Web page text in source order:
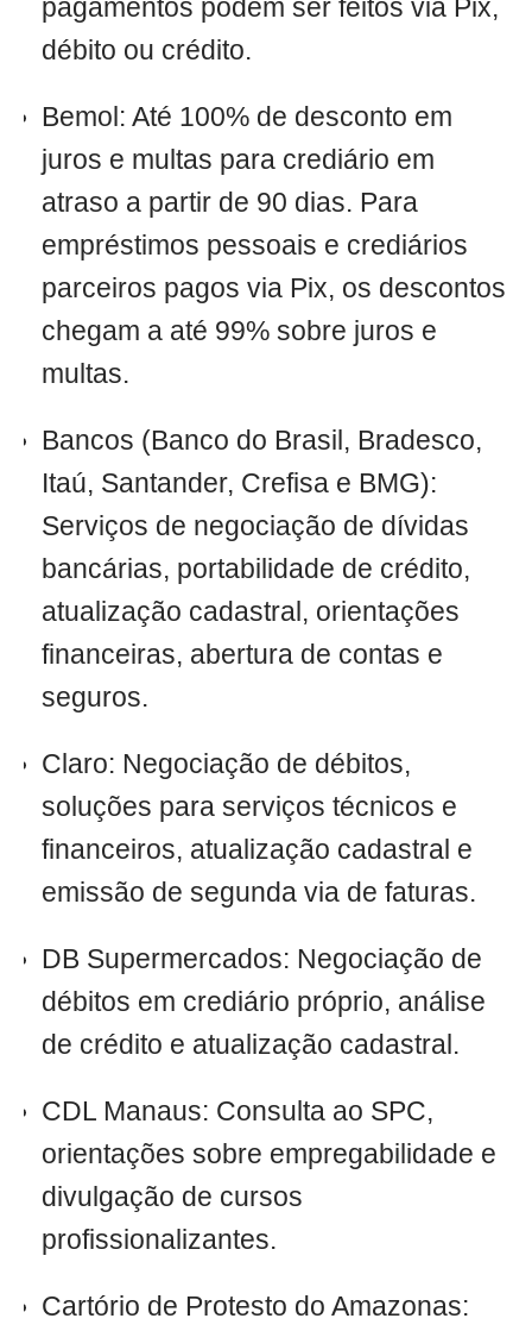
pagamentos podem ser feitos via Pix,
débito ou crédito.
Bemol: Até 100% de desconto em
juros e multas para crediário em
atraso a partir de 90 dias. Para
empréstimos pessoais e crediários
parceiros pagos via Pix, os descontos
chegam a até 99% sobre juros e
multas.
Bancos (Banco do Brasil, Bradesco,
Itaú, Santander, Crefisa e BMG):
Serviços de negociação de dívidas
bancárias, portabilidade de crédito,
atualização cadastral, orientações
financeiras, abertura de contas e
seguros.
Claro: Negociação de débitos,
soluções para serviços técnicos e
financeiros, atualização cadastral e
emissão de segunda via de faturas.
DB Supermercados: Negociação de
débitos em crediário próprio, análise
de crédito e atualização cadastral.
CDL Manaus: Consulta ao SPC,
orientações sobre empregabilidade e
divulgação de cursos
profissionalizantes.
Cartório de Protesto do Amazonas: